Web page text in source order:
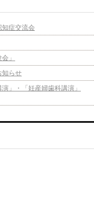
症交流会
」
知らせ
」・「妊産婦歯科講演」